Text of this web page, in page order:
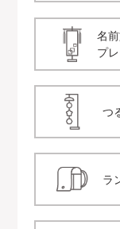
名前
プ
つ
ラ